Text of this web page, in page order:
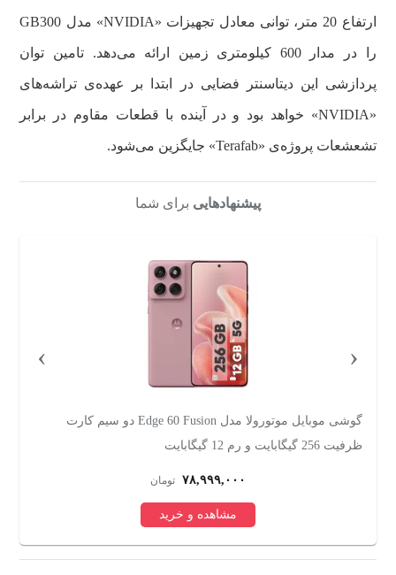
ارتفاع 20 متر، توانی معادل تجهیزات «NVIDIA» مدل GB300
را در مدار 600 کیلومتری زمین ارائه می‌دهد. تامین توان
پردازشی این دیتاسنتر فضایی در ابتدا بر عهده‌ی تراشه‌های
«NVIDIA» خواهد بود و در آینده با قطعات مقاوم در برابر
تشعشعات پروژه‌ی «Terafab» جایگزین می‌شود.
پیشنهادهایی برای شما
گوشی موبایل تکنو موبایل مدل Spark Go 2 دو سیم کارت
ظرفیت 64 گیگابایت و رم 3 گیگابایت
۲۰,۰۰۰,۰۰۰
مشاهده و خرید
‹
›